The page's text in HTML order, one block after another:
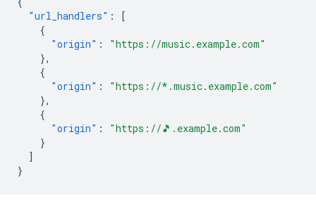
"url_handlers" :
[
{
"origin" :
"https://music.example.com"
},
{
"origin" :
"https://*.music.example.com"
},
{
"origin" :
"https://🎵.example.com"
}
]
}